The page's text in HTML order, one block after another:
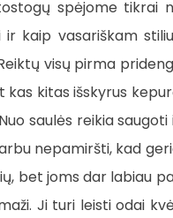
spėjome tikrai
kaip vasariškam
visų pirma
kitas išskyrus
saulės reikia
nepamiršti, kad
bet joms dar labiau
Ji turi leisti odai